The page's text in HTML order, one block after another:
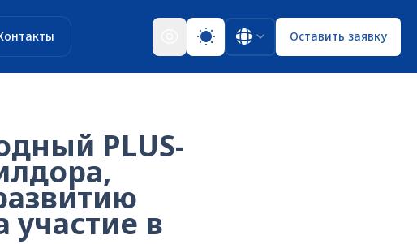
Оставить заявку
PLUS-
участие в